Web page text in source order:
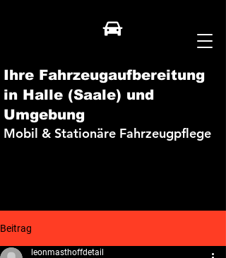
Ihre Fahrzeugaufbereitung
in Halle (Saale) und
Umgebung
Mobil & Stationäre Fahrzeugpflege
Beitrag
leonmasthoffdetail